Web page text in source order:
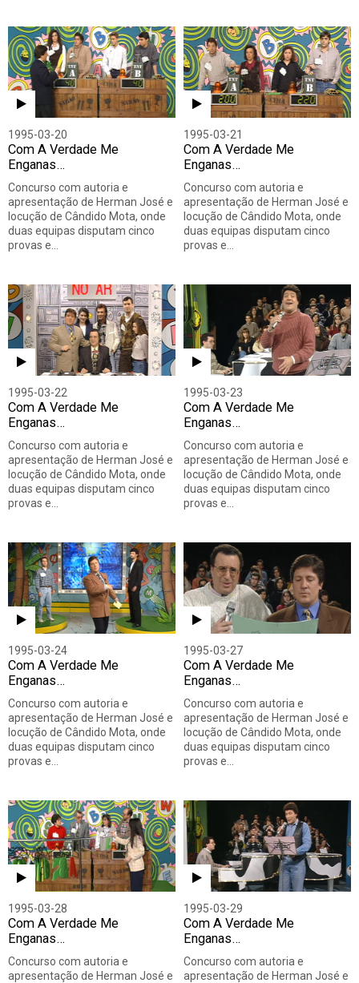
1995-03-20
Com A Verdade Me
Enganas…
Concurso com autoria e
apresentação de Herman José e
locução de Cândido Mota, onde
duas equipas disputam cinco
provas e…
1995-03-21
Com A Verdade Me
Enganas…
Concurso com autoria e
apresentação de Herman José e
locução de Cândido Mota, onde
duas equipas disputam cinco
provas e…
1995-03-22
Com A Verdade Me
Enganas…
Concurso com autoria e
apresentação de Herman José e
locução de Cândido Mota, onde
duas equipas disputam cinco
provas e…
1995-03-23
Com A Verdade Me
Enganas…
Concurso com autoria e
apresentação de Herman José e
locução de Cândido Mota, onde
duas equipas disputam cinco
provas e…
1995-03-24
Com A Verdade Me
Enganas…
Concurso com autoria e
apresentação de Herman José e
locução de Cândido Mota, onde
duas equipas disputam cinco
provas e…
1995-03-27
Com A Verdade Me
Enganas…
Concurso com autoria e
apresentação de Herman José e
locução de Cândido Mota, onde
duas equipas disputam cinco
provas e…
1995-03-28
Com A Verdade Me
Enganas…
Concurso com autoria e
apresentação de Herman José e
1995-03-29
Com A Verdade Me
Enganas…
Concurso com autoria e
apresentação de Herman José e